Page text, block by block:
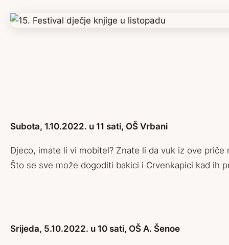
Subota, 1.10.2022. u 11 sati, OŠ Vrbani
Djeco, imate li vi mobitel? Znate li da vuk iz ove
Što se sve može dogoditi bakici i Crvenkapici kad ih
Srijeda, 5.10.2022. u 10 sati, OŠ A. Šenoe